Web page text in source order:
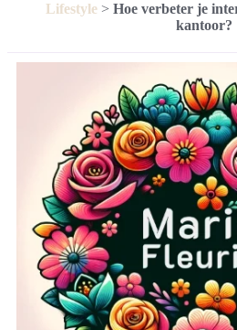
Lifestyle> Hoe verbeter je
kantoor?